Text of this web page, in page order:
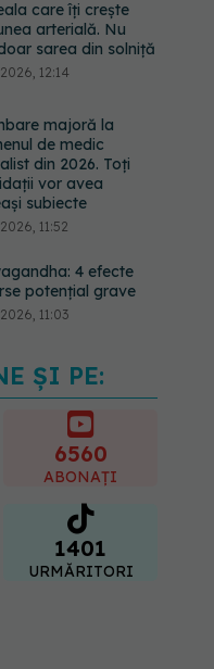
care îți crește
arterială. Nu
sarea din solniță
12:14
majoră la
de medic
din 2026. Toți
vor avea
subiecte
11:52
4 efecte
potențial grave
11:03
buzele? Cele 4
care pot strica
după injectarea
hialuronic
13:54
ȘI PE:
6560
ABONAȚI
1401
URMĂRITORI